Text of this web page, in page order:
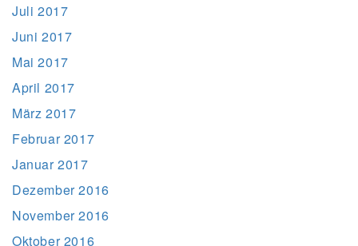
Juli 2017
Juni 2017
Mai 2017
April 2017
März 2017
Februar 2017
Januar 2017
Dezember 2016
November 2016
Oktober 2016